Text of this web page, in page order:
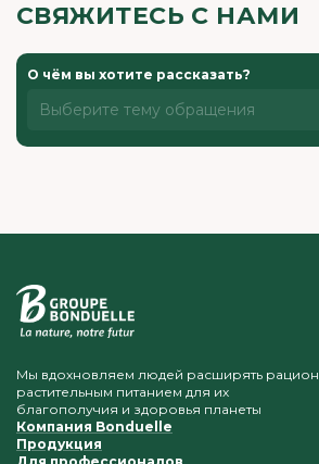
СВЯЖИТЕСЬ С НАМИ
О чём вы хотите рассказать?
Выберите тему обращения
Мы вдохновляем людей расширять рацион
растительным питанием для их
благополучия и здоровья планеты
Компания Bonduelle
Продукция